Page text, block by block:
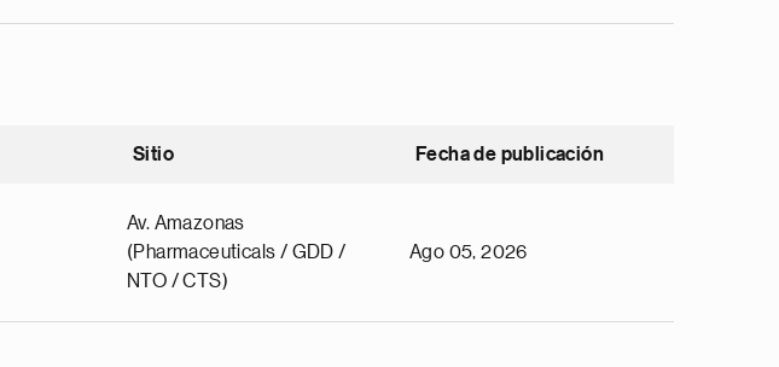
Sitio Fecha de publicación
Av. Amazonas
(Pharmaceuticals / GDD /
NTO / CTS)
Ago 05, 2026